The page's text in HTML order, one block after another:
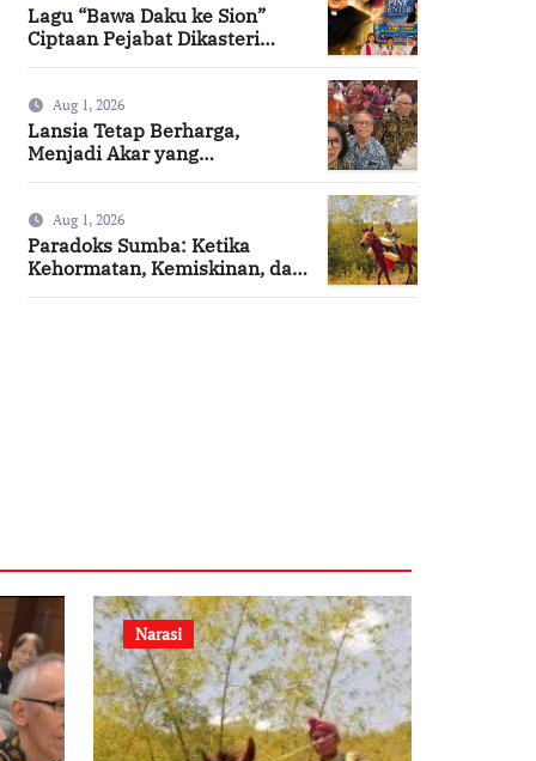
Lagu “Bawa Daku ke Sion”
Ciptaan Pejabat Dikasteri
Aug 1, 2026
Lansia Tetap Berharga,
Menjadi Akar yang
Aug 1, 2026
Paradoks Sumba: Ketika
Kehormatan, Kemiskinan, dan
Narasi